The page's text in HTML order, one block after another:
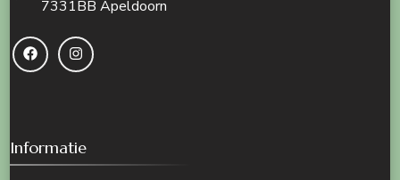
7331BB Apeldoorn
Informatie